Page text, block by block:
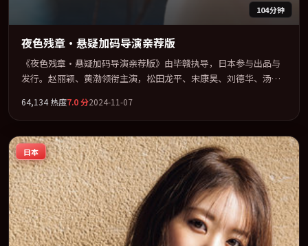
104分钟
夜色残章·悬疑加码导演亲荐版
《夜色残章·悬疑加码导演亲荐版》由毕赣执导，日本参与出品与
发行。赵丽颖、黄渤领衔主演，松田龙平、宋康昊、刘德华、汤唯
悚」类型为骨架，在叙事、表演与视听上力求统一。定于 2024-11-
17 在内地院线及主流平台同步亮相，2024 年度话题片中口碑稳健，
适合喜欢强情节与人物弧光的观众完整观看。
64,134热度7.0分2024-11-07
日本